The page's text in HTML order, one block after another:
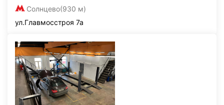
Солнцево(930 м)
ул.Главмосстроя 7а